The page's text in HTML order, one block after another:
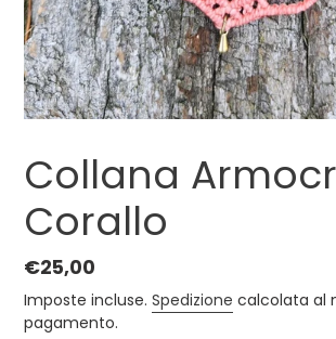
Collana
Corallo
Prezzo
di
listino
€25,00
Imposte incluse. Spedizione calcolata al
pagamento.